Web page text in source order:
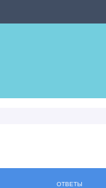
ОТВЕТЫ